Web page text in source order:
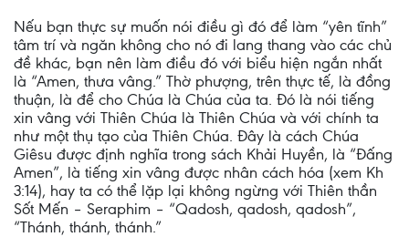
Nếu bạn thực sự muốn nói điều gì đó để làm “yên tĩnh”
tâm trí và ngăn không cho nó đi lang thang vào các chủ
đề khác, bạn nên làm điều đó với biểu hiện ngắn nhất
là “Amen, thưa vâng.” Thờ phượng, trên thực tế, là đồng
thuận, là để cho Chúa là Chúa của ta. Đó là nói tiếng
xin vâng với Thiên Chúa là Thiên Chúa và với chính ta
như một thụ tạo của Thiên Chúa. Đây là cách Chúa
Giêsu được định nghĩa trong sách Khải Huyền, là “Đấng
Amen”, là tiếng xin vâng được nhân cách hóa (xem Kh
3:14), hay ta có thể lặp lại không ngừng với Thiên thần
Sốt Mến – Seraphim – “Qadosh, qadosh, qadosh”,
“Thánh, thánh, thánh.”